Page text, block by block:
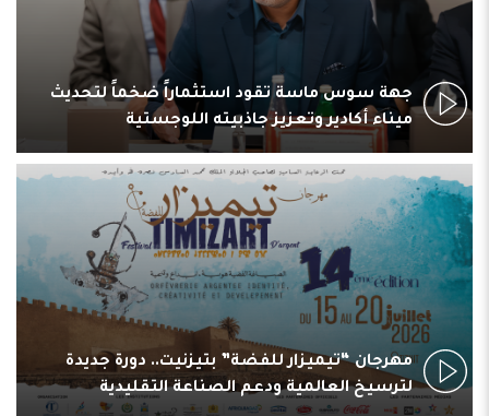
جهة سوس ماسة تقود استثماراً ضخماً لتحديث
ميناء أكادير وتعزيز جاذبيته اللوجستية
مهرجان “تيميزار للفضة” بتيزنيت.. دورة جديدة
لترسيخ العالمية ودعم الصناعة التقليدية